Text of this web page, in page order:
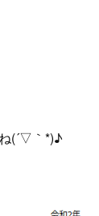
(´▽｀*)♪